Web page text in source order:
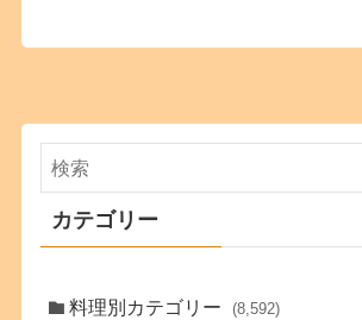
カテゴリー
料理別カテゴリー (8,592)